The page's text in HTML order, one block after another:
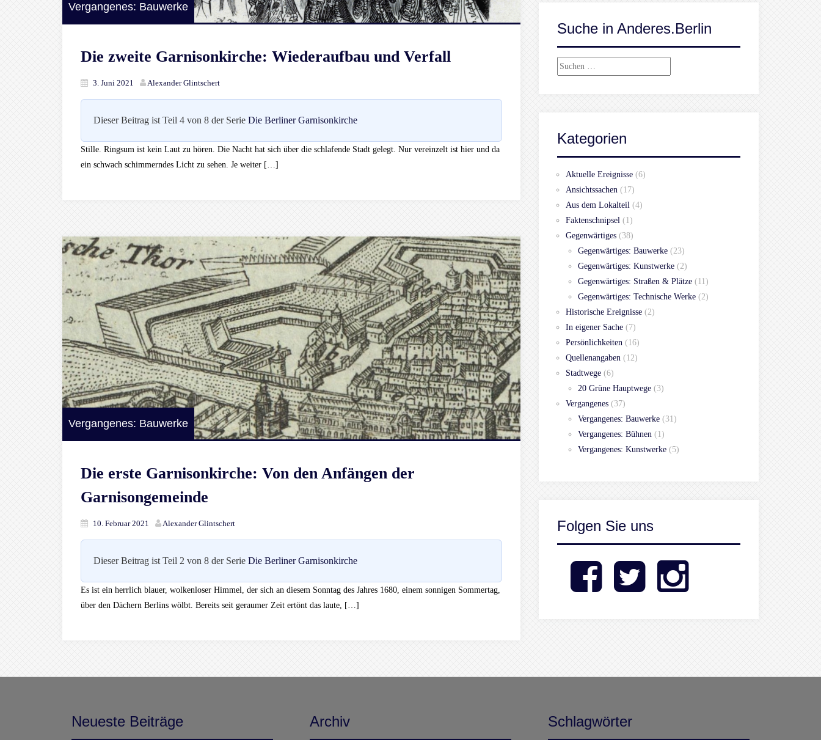
Vergangenes: Bauwerke
Die zweite Garnisonkirche: Wiederaufbau und Verfall
3. Juni 2021 Alexander Glintschert
Dieser Beitrag ist Teil 4 von 8 der Serie Die Berliner Garnisonkirche
Stille. Ringsum ist kein Laut zu hören. Die Nacht hat sich über die schlafende Stadt gelegt. Nur vereinzelt ist hier und da
ein schwach schimmerndes Licht zu sehen. Je weiter […]
Vergangenes: Bauwerke
Die erste Garnisonkirche: Von den Anfängen der
Garnisongemeinde
10. Februar 2021 Alexander Glintschert
Dieser Beitrag ist Teil 2 von 8 der Serie Die Berliner Garnisonkirche
Es ist ein herrlich blauer, wolkenloser Himmel, der sich an diesem Sonntag des Jahres 1680, einem sonnigen Sommertag,
über den Dächern Berlins wölbt. Bereits seit geraumer Zeit ertönt das laute, […]
Suche in Anderes.Berlin
Suchen
Kategorien
Aktuelle Ereignisse (6)
Ansichtssachen (17)
Aus dem Lokalteil (4)
Faktenschnipsel (1)
Gegenwärtiges (38)
Gegenwärtiges: Bauwerke (23)
Gegenwärtiges: Kunstwerke (2)
Gegenwärtiges: Straßen & Plätze (11)
Gegenwärtiges: Technische Werke (2)
Historische Ereignisse (2)
In eigener Sache (7)
Persönlichkeiten (16)
Quellenangaben (12)
Stadtwege (6)
20 Grüne Hauptwege (3)
Vergangenes (37)
Vergangenes: Bauwerke (31)
Vergangenes: Bühnen (1)
Vergangenes: Kunstwerke (5)
Folgen Sie uns
Facebook Twitter Instagram
Neueste Beiträge Archiv Schlagwörter